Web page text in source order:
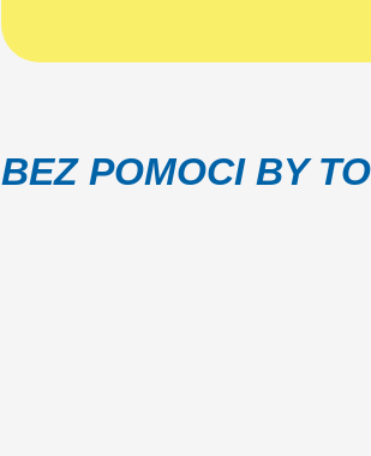
BEZ POMOCI BY